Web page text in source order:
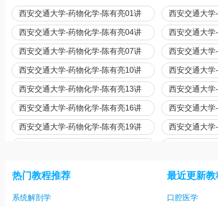
西安交通大学-药物化学-陈有亮01讲 西安交通大学
西安交通大学-药物化学-陈有亮04讲 西安交通大学
西安交通大学-药物化学-陈有亮07讲 西安交通大学
西安交通大学-药物化学-陈有亮10讲 西安交通大学
西安交通大学-药物化学-陈有亮13讲 西安交通大学
西安交通大学-药物化学-陈有亮16讲 西安交通大学
西安交通大学-药物化学-陈有亮19讲 西安交通大学
西安交通大学-药物化学-陈有亮28讲
西安交通大学-药物化学-陈有亮31讲 西安交通大学
热门教程推荐
系统解剖学
最近更新教
口腔医学